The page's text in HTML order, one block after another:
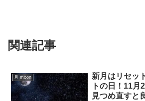
関連記事
月 moon
新月はリセッ
トの日！11月
見つめ直すと